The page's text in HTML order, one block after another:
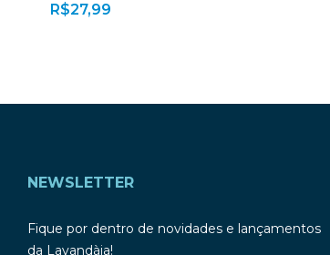
R$27,99
NEWSLETTER
Fique por dentro de novidades e lançamentos
da Lavandàia!